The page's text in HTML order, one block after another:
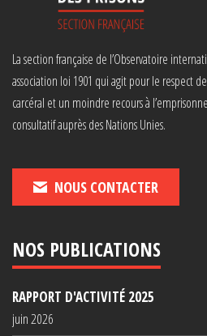
La section française de l’Observatoire
association loi 1901 qui agit pour le respect
carcéral et un moindre recours à
consultatif auprès des Nations Unies.
NOUS CONTACTER
NOS PUBLICATIONS
RAPPORT D'ACTIVITÉ 2025
juin 2026